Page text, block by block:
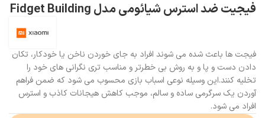
فیجیت ضد استرس شیائومی مدل Fidget Building
فیجت ها باعث شده می شوند افراد به جای خوردن ناخن یا خودکار، تکان
دادن دست و پا و به روش بی خطرتر و مناسب تری نگرانی های خود را
تخلیه کنند.این وسیله نوعی اسباب بازی محسوب می شود که ضمن فراهم
آوردن یک سرگرمی ساده و سالم، موجب کاهش هیجانات کاذب و استرس
افراد می شود.